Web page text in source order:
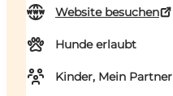
Website besuchen
Hunde erlaubt
Kinder, Mein Partner